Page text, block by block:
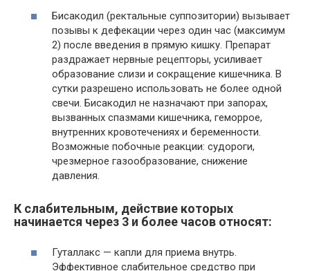
Бисакодил (ректальные суппозитории) вызывает
позывы к дефекации через один час (максимум
2) после введения в прямую кишку. Препарат
раздражает нервные рецепторы, усиливает
образование слизи и сокращение кишечника. В
сутки разрешено использовать не более одной
свечи. Бисакодил не назначают при запорах,
вызванных спазмами кишечника, геморрое,
внутренних кровотечениях и беременности.
Возможные побочные реакции: судороги,
чрезмерное газообразование, снижение
давления.
К слабительным, действие которых
начинается через 3 и более часов относят:
Гуталлакс — капли для приема внутрь.
Эффективное слабительное средство при